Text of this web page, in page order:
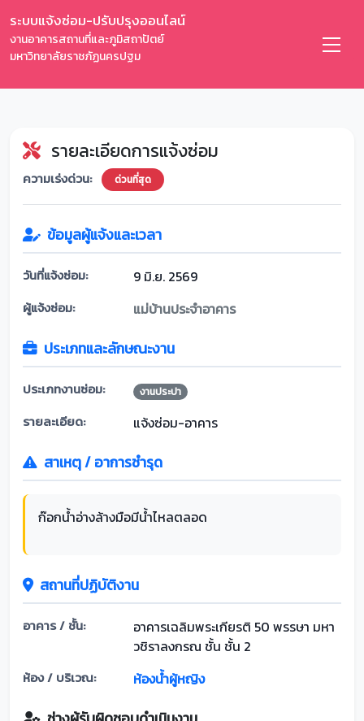
ระบบแจ้งซ่อม-ปรับปรุงออนไลน์
งานอาคารสถานที่และภูมิสถาปัตย์
มหาวิทยาลัยราชภัฏนครปฐม
รายละเอียดการแจ้งซ่อม
ความเร่งด่วน: ด่วนที่สุด
ข้อมูลผู้แจ้งและเวลา
วันที่แจ้งซ่อม: 9 มิ.ย. 2569
ผู้แจ้งซ่อม: แม่บ้านประจำอาคาร
ประเภทและลักษณะงาน
ประเภทงานซ่อม: งานประปา
รายละเอียด: แจ้งซ่อม-อาคาร
สาเหตุ / อาการชำรุด
ก๊อกน้ำอ่างล้างมือมีน้ำไหลตลอด
สถานที่ปฏิบัติงาน
อาคาร / ชั้น:
อาคารเฉลิมพระเกียรติ 50 พรรษา มหา
วชิราลงกรณ ชั้น ชั้น 2
ห้อง / บริเวณ: ห้องน้ำผู้หญิง